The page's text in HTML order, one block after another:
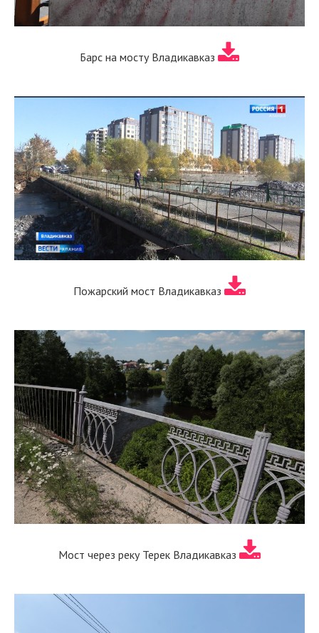
Барс на мосту Владикавказ
Пожарский мост Владикавказ
Мост через реку Терек Владикавказ